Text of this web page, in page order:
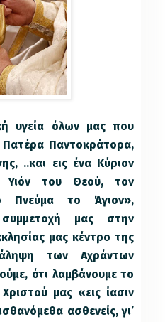
υγεία όλων μας που
Πατέρα Παντοκράτορα,
..και εις ένα Κύριον
Υιόν του Θεού, τον
Πνεύμα το Άγιον»,
μας στην
μας κέντρο της
των Αχράντων
ότι λαμβάνουμε το
μας «εις ίασιν
ασθενείς, γι’